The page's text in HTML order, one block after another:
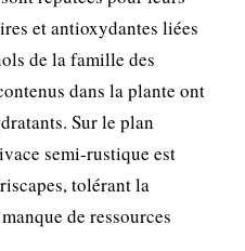
et antioxydantes liées
de la famille des
dans la plante ont
Sur le plan
semi-rustique est
tolérant la
de ressources